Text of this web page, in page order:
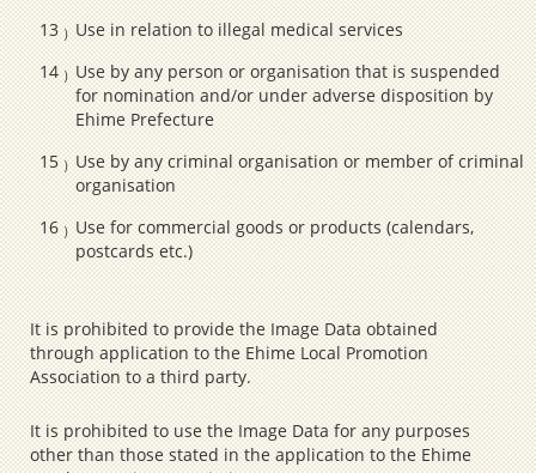
Use in relation to illegal medical services
Use by any person or organisation that is suspended
for nomination and/or under adverse disposition by
Ehime Prefecture
Use by any criminal organisation or member of criminal
organisation
Use for commercial goods or products (calendars,
postcards etc.)
It is prohibited to provide the Image Data obtained
through application to the Ehime Local Promotion
Association to a third party.
It is prohibited to use the Image Data for any purposes
other than those stated in the application to the Ehime